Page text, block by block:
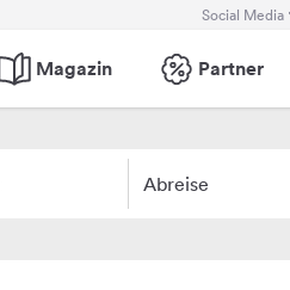
Social Media
Magazin Partner
Abreise